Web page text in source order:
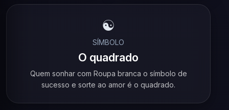
☯️
SÍMBOLO
O quadrado
Quem sonhar com Roupa branca o símbolo de
sucesso e sorte ao amor é o quadrado.